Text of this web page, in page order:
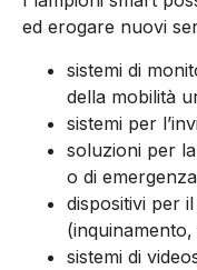
ed erogare nuovi
sistemi di
della mobilità
sistemi per
soluzioni per
o di
dispositivi per
(inquinamento,
sistemi di